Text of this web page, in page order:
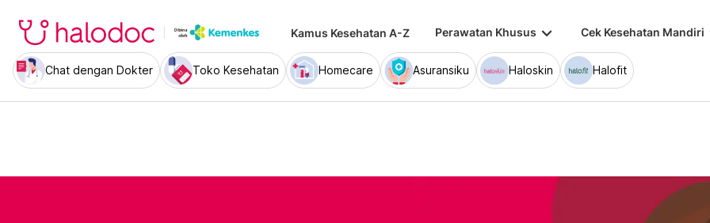
Kamus Kesehatan A-Z Perawatan Khusus keyboard_arrow_down Cek Kesehatan Mandiri
Chat dengan Dokter Toko Kesehatan Homecare Asuransiku Haloskin Halofit